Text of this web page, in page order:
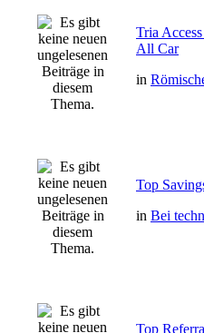
Tria
All Car
in
Top
in Bei
Top